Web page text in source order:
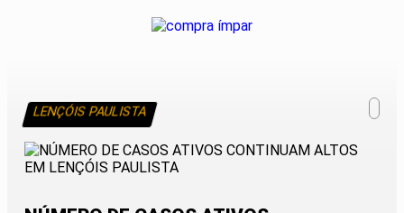
LENÇÓIS PAULISTA